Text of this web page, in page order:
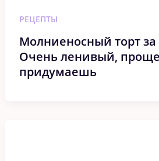
РЕЦЕПТЫ
Молниеносный торт за
Очень ленивый,
придумаешь